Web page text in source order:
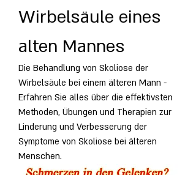
Wirbelsäule eines
alten Mannes
Die Behandlung von Skoliose der
Wirbelsäule bei einem älteren Mann -
Erfahren Sie alles über die effektivsten
Methoden, Übungen und Therapien zur
Linderung und Verbesserung der
Symptome von Skoliose bei älteren
Menschen.